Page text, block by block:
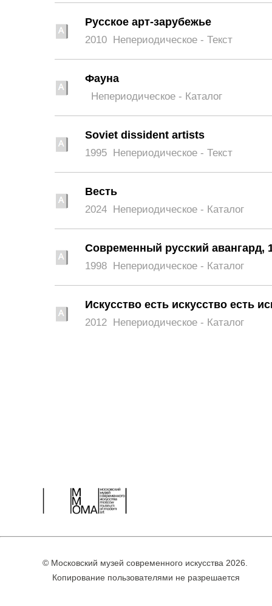
Русское арт-зарубежье
2010 Непериодическое - Текст
Фауна
Непериодическое - Каталог
Soviet dissident artists
1995 Непериодическое - Текст
Весть
2024 Непериодическое - Каталог
Современный русский авангард,
1998 Непериодическое - Каталог
Искусство есть искусство есть
2012 Непериодическое - Каталог
© Московский музей современного искусства 2026.
Копирование пользователями не разрешается